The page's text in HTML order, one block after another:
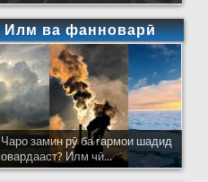
Илм ва фанноварӣ
Чаро замин рӯ ба гармои шадид
овардааст? Илм чӣ...